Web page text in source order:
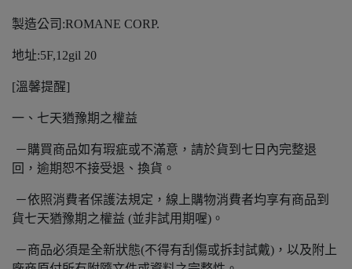
製造公司:ROMANE CORP.
地址:5F,12gil 20
[溫馨提醒]
一、七天猶豫期之權益
－購買商品如有瑕疵或不滿意，請於貨到七日內完整退
回，逾期恕不接受退、換貨。
－依照消費者保護法規定，線上購物消費者均享有商品到
貨七天猶豫期之權益 (並非試用期喔)。
－商品必須是全新狀態(不得有刮傷或拆封試戴)，以及附上